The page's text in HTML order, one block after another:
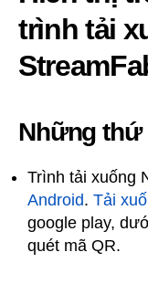
trình tải
Những thứ
Trình tải xuống
Android. Tải
google play,
quét mã QR.